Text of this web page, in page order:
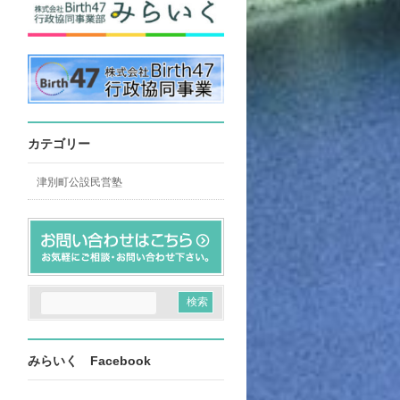
カテゴリー
津別町公設民営塾
みらいく Facebook